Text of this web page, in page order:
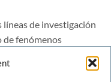
líneas de investigación
fenómenos
de este tipo de
la anisotropía de la